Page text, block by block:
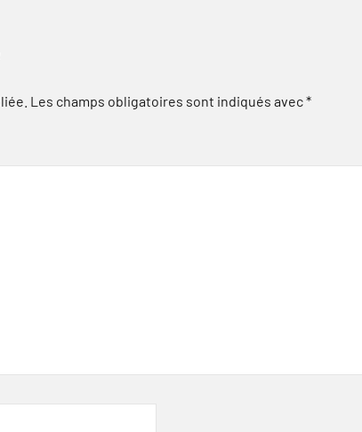
Les champs obligatoires sont indiqués avec*